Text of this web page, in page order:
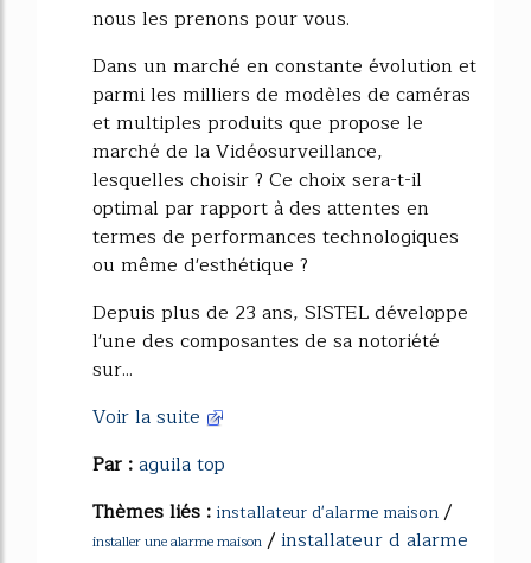
nous les prenons pour vous.
Dans un marché en constante évolution et
parmi les milliers de modèles de caméras
et multiples produits que propose le
marché de la Vidéosurveillance,
lesquelles choisir ? Ce choix sera-t-il
optimal par rapport à des attentes en
termes de performances technologiques
ou même d'esthétique ?
Depuis plus de 23 ans, SISTEL développe
l'une des composantes de sa notoriété
sur...
Voir la suite
Par :aguila top
Thèmes liés : installateur d'alarme maison/
installer une alarme maison /installateur d alarme